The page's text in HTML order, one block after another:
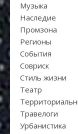
Музыка
Наследие
Промзона
Регионы
События
Совриск
Стиль жизни
Театр
Травелоги
Урбанистика